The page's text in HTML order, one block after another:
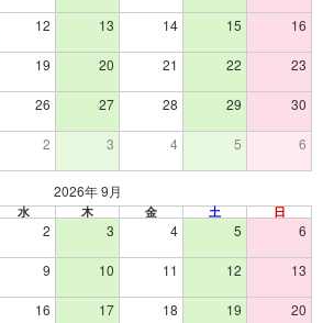
12 13 14 15 16
19 20 21 22 23
26 27 28 29 30
2 3 4 5 6
2026年 9月
水 木 金 土 日
2 3 4 5 6
9 10 11 12 13
16 17 18 19 20